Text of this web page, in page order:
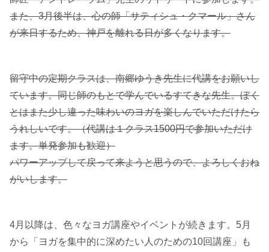
また、3月後半は、心の師「サティシュ・クマール」さん
が来日するため、神戸を離れる日が多くなります。
留守中の定期クラスは、南郷ゆうき先生に代講をお願いし
ています。同じ師のもとで学んでいるすてきな先生。ぼく
とはまた少し違った味わいのヨガを楽しんでいただけたら
うれしいです。（代講は１クラス1500円で参加いただけ
ます。単発参加も歓迎）
パワーアップして戻って来ようと思うので、よろしくおね
がいします。
4月以降は、色々なヨガ講座やイベントが続きます。5月
から「ヨガを集中的に深めたい人のための10回講座」も